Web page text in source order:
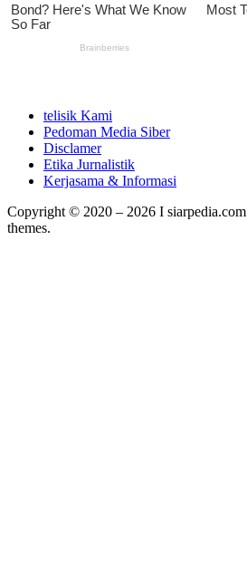
telisik Kami
Pedoman Media Siber
Disclamer
Etika Jurnalistik
Kerjasama & Informasi
Copyright © 2020 – 2026 I siarpedia.com
themes.